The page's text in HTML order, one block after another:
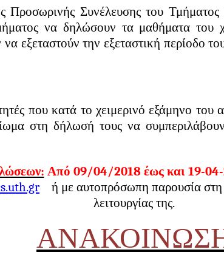
Συνέλευσης του Τμήματος
να δηλώσουν τα μαθήματα του
εξεταστούν την εξεταστική περίοδο
που κατά το χειμερινό εξάμηνο του
στη δήλωσή τους να
Από 09/04/2018 έως και 19-
ή με αυτοπρόσωπη παρουσία στη
λειτουργίας της.